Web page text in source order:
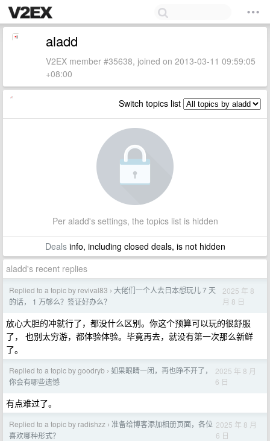
aladd
V2EX member #35638, joined on 2013-03-11 09:59:05
+08:00
Switch topics list
Per aladd's settings, the topics list is hidden
Dealsinfo, including closed deals, is not hidden
aladd's recent replies
Replied to a topic by revival83 › 大佬们一个人去日本想玩儿 7 天
的话， 1 万够么？签证好办么？
2025 年 8
月 8 日
放心大胆的冲就行了，都没什么区别。你这个预算可以玩的很舒服
了， 也别太穷游，都体验体验。毕竟再去，就没有第一次那么新鲜
了。
Replied to a topic by goodryb › 如果眼睛一闭，再也睁不开了，
你会有哪些遗憾
2025 年 8 月
6 日
有点难过了。
Replied to a topic by radishzz › 准备给博客添加相册页面，各位
喜欢哪种形式？
2025 年 8 月
6 日